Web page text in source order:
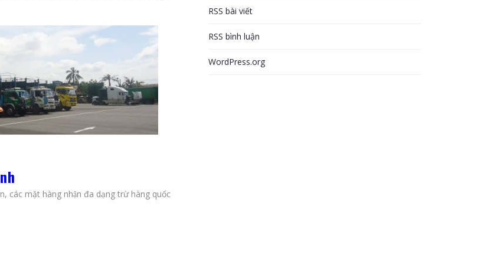
các mặt hàng nhận đa dạng trừ hàng quốc
RSS bài viết
RSS bình luận
WordPress.org